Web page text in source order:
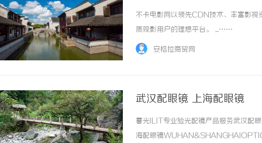
不卡电影网以领先CDN技术、丰富影视
质观影用户的理想平台。 ...……
安格拉商贸网
武汉配眼镜 上海配眼镜
暮光ILIT专业验光配镜产品服务武汉配
海配眼镜